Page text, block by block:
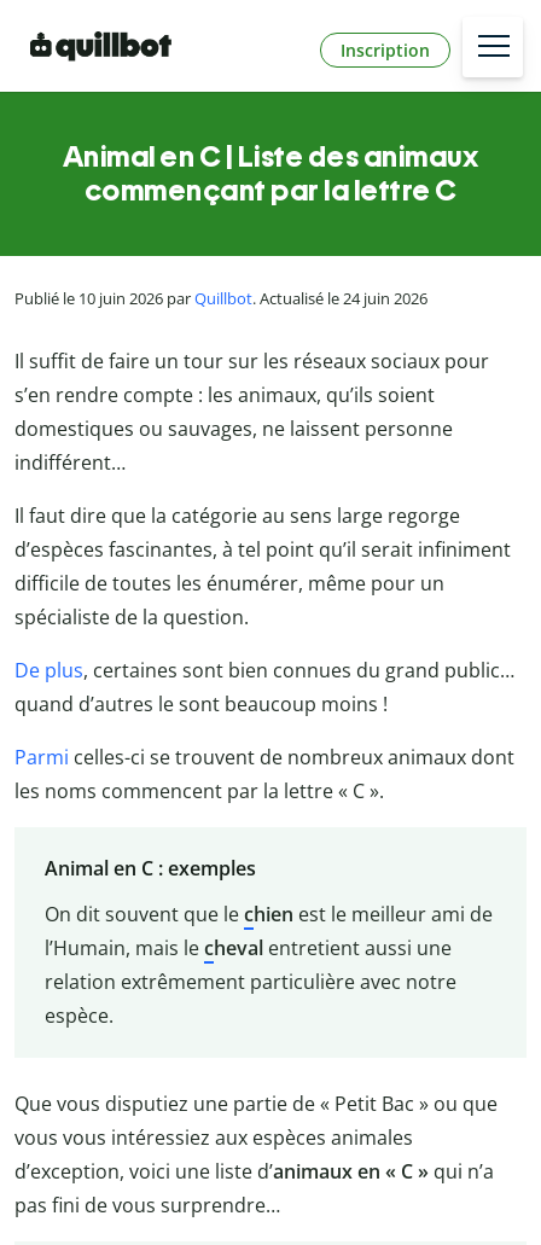
Inscription
Animal en C | Liste des animaux
commençant par la lettre C
Publié le 10 juin 2026 parQuillbot. Actualisé le 24 juin 2026
Il suffit de faire un tour sur les réseaux sociaux pour
s’en rendre compte : les animaux, qu’ils soient
domestiques ou sauvages, ne laissent personne
indifférent…
Il faut dire que la catégorie au sens large regorge
d’espèces fascinantes, à tel point qu’il serait infiniment
difficile de toutes les énumérer, même pour un
spécialiste de la question.
De plus, certaines sont bien connues du grand public…
quand d’autres le sont beaucoup moins !
Parmi celles-ci se trouvent de nombreux animaux dont
les noms commencent par la lettre « C ».
Animal en C : exemples
On dit souvent que lechien est le meilleur ami de
l’Humain, mais lechevalentretient aussi une
relation extrêmement particulière avec notre
espèce.
Que vous disputiez une partie de « Petit Bac » ou que
vous vous intéressiez aux espèces animales
d’exception, voici une liste d’animaux en « C » qui n’a
pas fini de vous surprendre…